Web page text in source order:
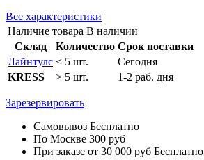
Все характеристики
Наличие товара В наличии
Склад
Количество Срок поставки
Лайнтулс < 5 шт.
Сегодня
KRESS
> 5 шт. 1-2 раб. дня
Зарезервировать
Самовывоз Бесплатно
По Москве 300 руб
При заказе от 30 000 руб Бесплатно